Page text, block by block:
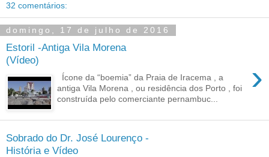
32 comentários:
domingo, 17 de julho de 2016
Estoril -Antiga Vila Morena
(Vídeo)
›
Ícone da “boemia” da Praia de Iracema , a
antiga Vila Morena , ou residência dos Porto , foi
construída pelo comerciante pernambuc...
Sobrado do Dr. José Lourenço -
História e Vídeo